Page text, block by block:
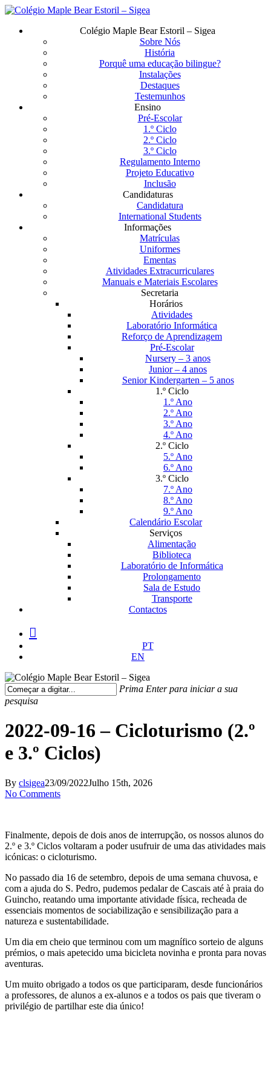
Saltar
Menu
Colégio Maple Bear Estoril – Sigea
Sobre Nós
História
Porquê uma educação bilingue?
Instalações
Destaques
Testemunhos
Ensino
Pré-Escolar
1.º Ciclo
2.º Ciclo
3.º Ciclo
Regulamento Interno
Projeto Educativo
Inclusão
Candidaturas
Candidatura
International Students
Informações
Matrículas
Uniformes
Ementas
Atividades Extracurriculares
Manuais e Materiais Escolares
Secretaria
Horários
Atividades
Laboratório Informática
Reforço de Aprendizagem
Pré-Escolar
Nursery – 3 anos
Junior – 4 anos
Senior Kindergarten – 5 anos
1.º Ciclo
1.º Ano
2.º Ano
3.º Ano
4.º Ano
2.º Ciclo
5.º Ano
6.º Ano
3.º Ciclo
7.º Ano
8.º Ano
9.º Ano
Calendário Escolar
Serviços
Alimentação
Biblioteca
Laboratório de Informática
Prolongamento
Sala de Estudo
Transporte
Contactos
facebook
instagram
medium
PT
EN
Prima Enter para iniciar a sua
pesquisa
Pesquisa
2022-09-16 – Cicloturismo (2.º
e 3.º Ciclos)
By clsigea23/09/2022Julho 15th, 2026
No Comments
Finalmente, depois de dois anos de interrupção, os nossos alunos do
2.º e 3.º Ciclos voltaram a poder usufruir de uma das atividades mais
icónicas: o cicloturismo.
No passado dia 16 de setembro, depois de uma semana chuvosa, e
com a ajuda do S. Pedro, pudemos pedalar de Cascais até à praia do
Guincho, reatando uma importante atividade física, recheada de
essenciais momentos de sociabilização e sensibilização para a
natureza e sustentabilidade.
Um dia em cheio que terminou com um magnífico sorteio de alguns
prémios, o mais apetecido uma bicicleta novinha e pronta para novas
aventuras.
Um muito obrigado a todos os que participaram, desde funcionários
a professores, de alunos a ex-alunos e a todos os pais que tiveram o
privilégio de partilhar este dia único!